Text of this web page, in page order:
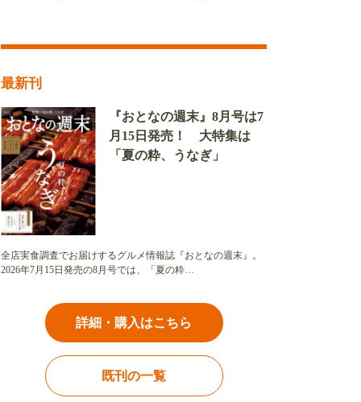
最新刊
『おとなの週末』8月号は7
月15日発売！ 大特集は
「夏の粋、うなぎ」
全店実食調査でお届けするグルメ情報誌『おとなの週末』。
2026年7月15日発売の8月号では、「夏の粋…
詳細・購入はこちら
既刊の一覧